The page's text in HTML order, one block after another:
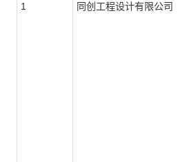
1 同创工程设计有限公司